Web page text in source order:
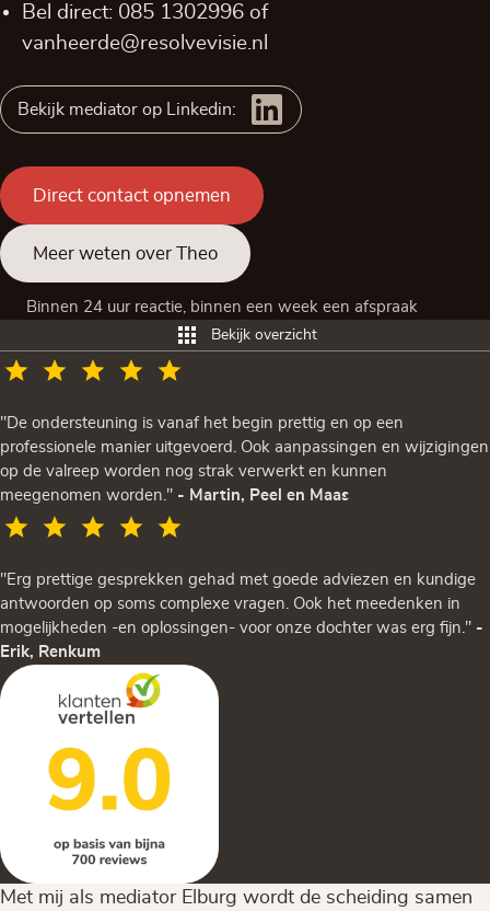
Bel direct: 085 1302996 of
vanheerde@resolvevisie.nl
Bekijk mediator op Linkedin:
Direct contact opnemen
Meer weten over Theo
Binnen 24 uur reactie, binnen een week een afspraak
Bekijk overzicht
"De ondersteuning is vanaf het begin prettig en op een
professionele manier uitgevoerd. Ook aanpassingen en wijzigingen
op de valreep worden nog strak verwerkt en kunnen
meegenomen worden." - Martin, Peel en Maas
"Erg prettige gesprekken gehad met goede adviezen en kundige
antwoorden op soms complexe vragen. Ook het meedenken in
mogelijkheden -en oplossingen- voor onze dochter was erg fijn." -
Erik, Renkum
Met mij als mediator Elburg wordt de scheiding samen